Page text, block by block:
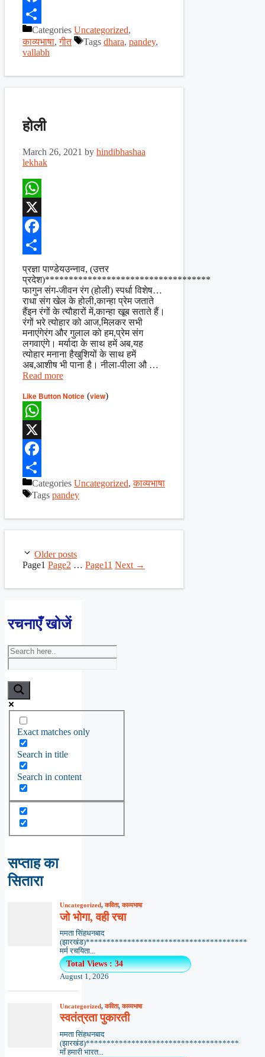
Facebook
ShareCategories Uncategorized,
काव्यभाषा,गीत Tags dhara, pandey,
vallabh
होली
March 26, 2021 by hindibhashaa
lekhak
WhatsApp
X
Facebook
प्रज्ञा पाण्डेयउन्नाव, (उत्तर
प्रदेश)***********************************
फागुन संग-जीवन रंग (होली) स्पर्धा विशेष…
राधा संग खेल के होली,कान्हा प्रेम जताते
हैंइन रंगों के त्यौहारों में,कान्हा खूब सताते हैं।
रंगों भरे त्योहार को आज,मिलकर सभी
मनाएंगेरंग और गुलाल को हम,प्रेम संग
लगवाएंगे। मर्यादा के साथ हमें अब,यह
त्योहार मनाना हैखुशियों के साथ हमें
अब,आशीष भी पाना है। नीला-पीला औ …
Read more
Like Button Notice (view)
WhatsApp
X
Facebook
ShareCategories Uncategorized,काव्यभाषा
Tags pandey
Older posts
Page1 Page2 … Page11 Next →
रचनाएँ खोजें
Exact matches only
Search in title
Search in content
सप्ताह का
सितारा
Uncategorized,कविता,काव्यभाषा
जो भोगा, वही रचा
ममता सिंहधनबाद
(झारखंड)***************************************
मर्म रचयिता...
Total Views : 34
August 1, 2026
Uncategorized,कविता,काव्यभाषा
स्वतंत्रता पुकारती
ममता सिंहधनबाद
(झारखंड)*************************************
माँ हमारी भारत...